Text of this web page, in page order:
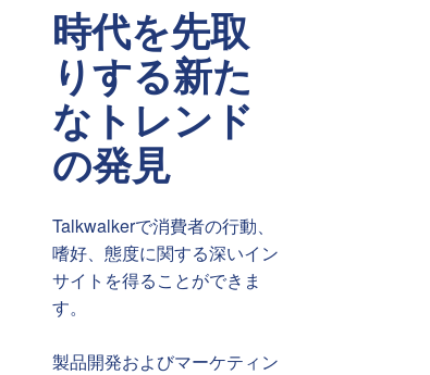
時代を先取
りする新た
なトレンド
の発見
Talkwalkerで消費者の行動、
嗜好、態度に関する深いイン
サイトを得ることができま
す。
製品開発およびマーケティン